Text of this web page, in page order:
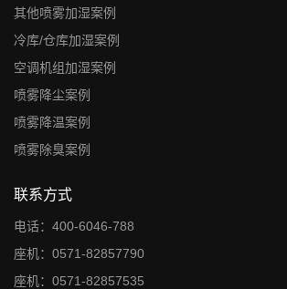
其他喷雾加湿案例
冷库/仓库加湿案例
空调机组加湿案例
喷雾降尘案例
喷雾降温案例
喷雾除臭案例
联系方式
电话：400-6046-788
座机：0571-82857790
座机：0571-82857535